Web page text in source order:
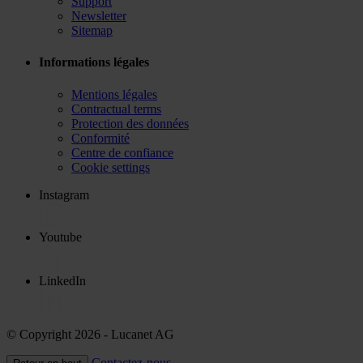
Newsletter
Sitemap
Informations légales
Mentions légales
Contractual terms
Protection des données
Conformité
Centre de confiance
Cookie settings
Instagram
Youtube
LinkedIn
© Copyright 2026 - Lucanet AG